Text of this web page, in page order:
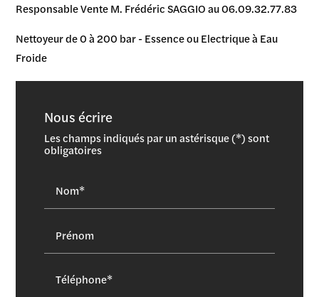
Responsable Vente M. Frédéric SAGGIO au 06.09.32.77.83
Nettoyeur de 0 à 200 bar - Essence ou Electrique à Eau
Froide
Nous écrire
Les champs indiqués par un astérisque (*) sont
obligatoires
Nom*
Prénom
Téléphone*